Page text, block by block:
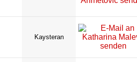
Kaysteran